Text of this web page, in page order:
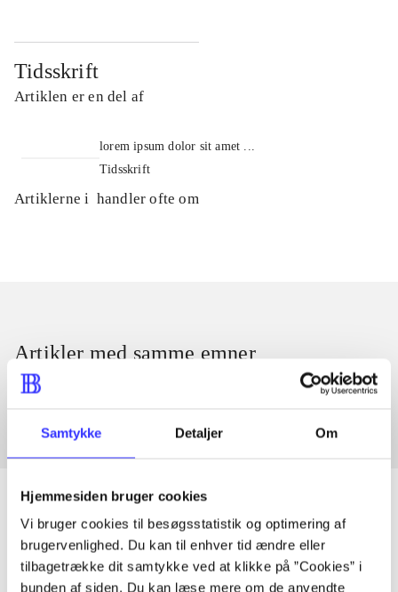
Samtykke Detaljer Om
Hjemmesiden bruger cookies
Vi bruger cookies til besøgsstatistik og optimering af
brugervenlighed. Du kan til enhver tid ændre eller
tilbagetrække dit samtykke ved at klikke på ”Cookies” i
bunden af siden. Du kan læse mere om de anvendte
Tidsskrift
Artiklen er en del af
lorem ipsum dolor sit amet ...
Tidsskrift
Artiklerne i handler ofte om
Artikler med samme emner
Fra
Artikler
Alle registrerede artikler fordelt på udgivelser